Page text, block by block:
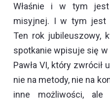
Właśnie i w tym jest
misyjnej. I w tym jest
Ten rok jubileuszowy,
spotkanie wpisuje się w
Pawła VI, który
nie na metody, nie na
inne możliwości,